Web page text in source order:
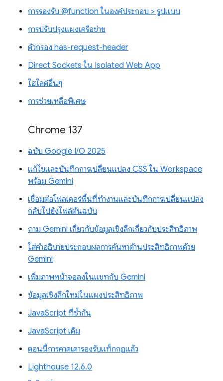
การรองรับ @function ในองค์ประกอบ > รูปแบบ
การปรับปรุงแผงเครือข่าย
ตัวกรอง has-request-header
Direct Sockets ใน Isolated Web App
ไฮไลต์อื่นๆ
การช่วยเหลือพิเศษ
Chrome 137
ฉบับ Google I/O 2025
แก้ไขและบันทึกการเปลี่ยนแปลง CSS ใน Workspace
พร้อม Gemini
เชื่อมต่อโฟลเดอร์พื้นที่ทำงานและบันทึกการเปลี่ยนแปลง
กลับไปยังไฟล์ต้นฉบับ
ถาม Gemini เกี่ยวกับข้อมูลเชิงลึกเกี่ยวกับประสิทธิภาพ
ใส่คำอธิบายประกอบผลการค้นหาด้านประสิทธิภาพด้วย
Gemini
เพิ่มภาพหน้าจอลงในแชทกับ Gemini
ข้อมูลเชิงลึกใหม่ในแผงประสิทธิภาพ
JavaScript ที่ซ้ำกัน
JavaScript เดิม
ตอนนี้การคาดเดารองรับแท็กกฎแล้ว
Lighthouse 12.6.0